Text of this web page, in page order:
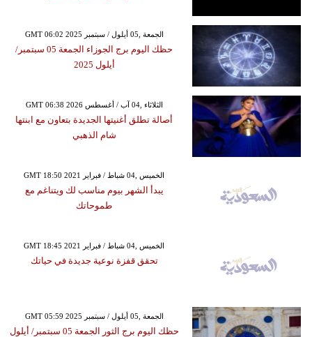
GMT 06:02 2025 الجمعة ,05 أيلول / سبتمبر
حظك اليوم برج الجوزاء الجمعة 05 سبتمبر/
أيلول 2025
GMT 06:38 2026 الثلاثاء ,04 آب / أغسطس
أصالة تطلق أغنيتها الجديدة بتعاون مع ابنتها
شام الذهبي
GMT 18:50 2021 الخميس ,04 شباط / فبراير
يبدأ الشهر بيوم مناسب لك ويتناغم مع
طموحاتك
GMT 18:45 2021 الخميس ,04 شباط / فبراير
تحقق قفزة نوعية جديدة في حياتك
GMT 05:59 2025 الجمعة ,05 أيلول / سبتمبر
حظك اليوم برج الثور الجمعة 05 سبتمبر/ أيلول